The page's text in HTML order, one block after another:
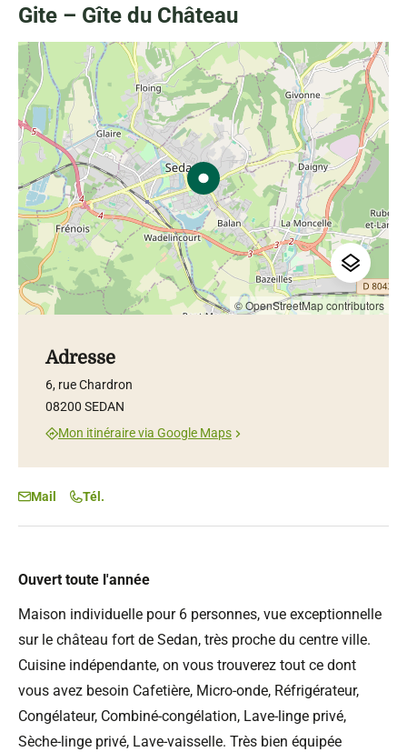
Gite – Gîte du Château
Ouvert toute l'année
Maison individuelle pour 6 personnes, vue exceptionnelle
sur le château fort de Sedan, très proche du centre ville.
Cuisine indépendante, on vous trouverez tout ce dont
vous avez besoin Cafetière, Micro-onde, Réfrigérateur,
Congélateur, Combiné-congélation, Lave-linge privé,
Sèche-linge privé, Lave-vaisselle. Très bien équipée
© OpenStreetMap contributors
Adresse
6, rue Chardron
08200 SEDAN
Mon itinéraire via Google Maps
Mail Tél.